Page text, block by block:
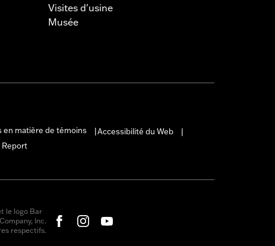
Visites d'usine
Musée
en matière de témoins Accessibilité du Web
Report
le logo Bar
Inc.
respectifs.